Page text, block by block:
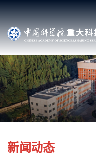
新闻动态